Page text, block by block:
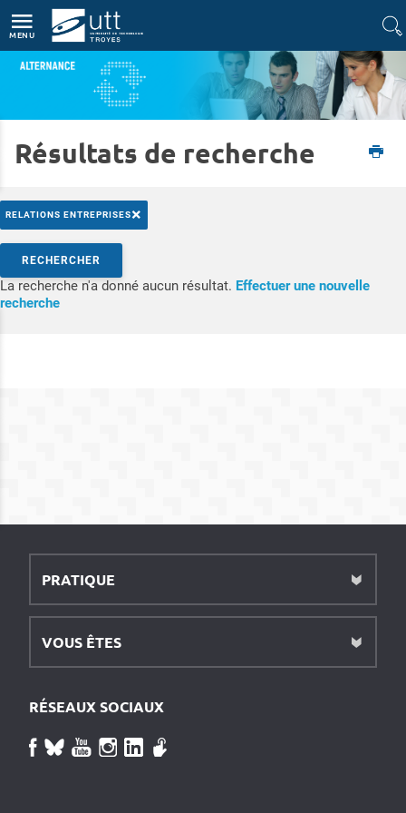
MENU
Accueil Formations Apprentissage
Résultats de recherche
RELATIONS ENTREPRISES×
Rechercher par mots-clés
RECHERCHER
La recherche n'a donné aucun résultat. Effectuer une nouvelle
rechercheAccéder aux résultats
PRATIQUE
VOUS ÊTES
RÉSEAUX SOCIAUX